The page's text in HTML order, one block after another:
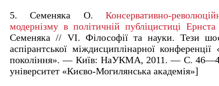
5. Семеняка О. Консервативно-
модернізму в політичній публіцистиці
Семеняка // VI. Філософії та науки. Тези
аспірантської міждисциплінарної
покоління». — Київ: НаУКМА, 2011. — С.
університет «Києво-Могилянська академія»]